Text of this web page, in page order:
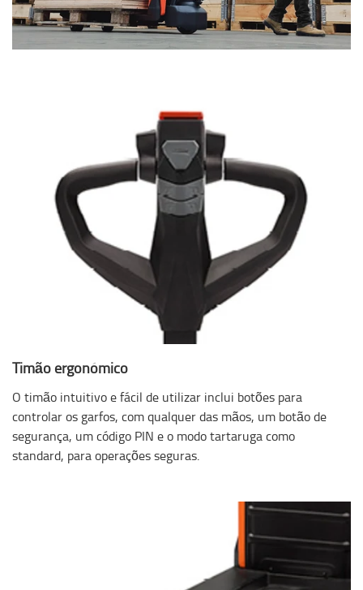
Timão ergonómico
O timão intuitivo e fácil de utilizar inclui botões para
controlar os garfos, com qualquer das mãos, um botão de
segurança, um código PIN e o modo tartaruga como
standard, para operações seguras.